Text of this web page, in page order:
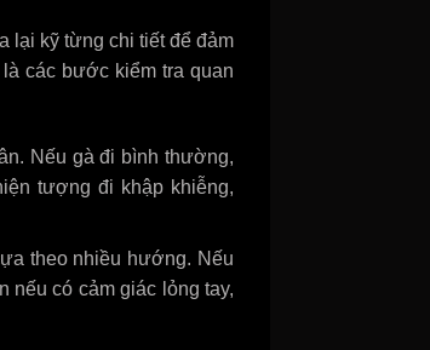
lại kỹ từng chi tiết để đảm
các bước kiểm tra quan
Nếu gà đi bình thường,
tượng đi khập khiễng,
theo nhiều hướng. Nếu
nếu có cảm giác lỏng tay,